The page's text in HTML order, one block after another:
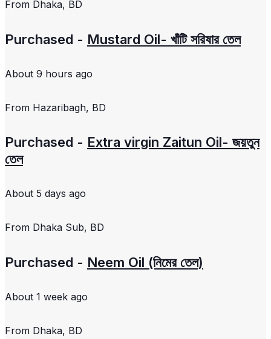
From Dhaka, BD
Purchased - Mustard Oil- খাঁটি সরিষার তেল
About 9 hours ago
From Hazaribagh, BD
Purchased - Extra virgin Zaitun Oil- জয়তুন
তেল
About 5 days ago
From Dhaka Sub, BD
Purchased - Neem Oil (নিমের তেল)
About 1 week ago
From Dhaka, BD